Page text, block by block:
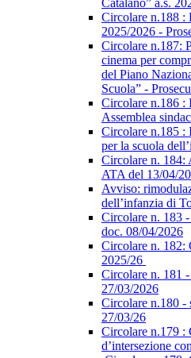
Catalano” a.s.
Circolare n.188 :
2025/2026 -
Circolare n.187:
cinema per
del Piano
Scuola” -
Circolare n.186 :
Assemblea
Circolare n.185 :
per la scuola
Circolare n. 184:
ATA del 13/04/
Avviso:
dell’infanzia di
Circolare n. 183
doc. 08/04/2026
Circolare n. 182:
2025/26
Circolare n. 181
27/03/2026
Circolare n.180 -
27/03/26
Circolare n.179 :
d’intersezione